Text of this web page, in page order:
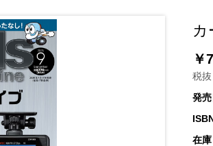
カ
￥
税
発売
在庫